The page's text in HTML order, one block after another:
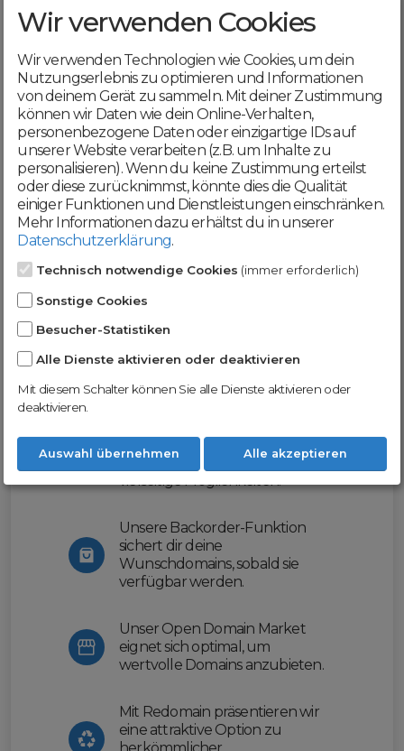
E-Mail
Mit deiner Registrierung bestätigst du,
dass du dieAGBund
Datenschutzerklärung akzeptierst
Weiter
Werde jetzt Teil der
DomainCatcher-
Community!
Nutze unsere Erfahrung und profitiere
erleichtern wir dir den
Domainhandel und bieten dir
vielseitige Möglichkeiten.
Unsere Backorder-Funktion
sichert dir deine
Wunschdomains, sobald sie
verfügbar werden.
Unser Open Domain Market
eignet sich optimal, um
wertvolle Domains anzubieten.
Mit Redomain präsentieren wir
eine attraktive Option zu
Wir verwenden Cookies
Wir verwenden Technologien wie Cookies, um dein
Nutzungserlebnis zu optimieren und Informationen
von deinem Gerät zu sammeln. Mit deiner Zustimmung
können wir Daten wie dein Online-Verhalten,
personenbezogene Daten oder einzigartige IDs auf
unserer Website verarbeiten (z.B. um Inhalte zu
personalisieren). Wenn du keine Zustimmung erteilst
oder diese zurücknimmst, könnte dies die Qualität
einiger Funktionen und Dienstleistungen einschränken.
Mehr Informationen dazu erhältst du in unserer
Datenschutzerklärung.
Technisch notwendige Cookies (immer erforderlich)
Sonstige Cookies
Besucher-Statistiken
Alle Dienste aktivieren oder deaktivieren
Mit diesem Schalter können Sie alle Dienste aktivieren oder
deaktivieren.
Auswahl übernehmen Alle akzeptieren